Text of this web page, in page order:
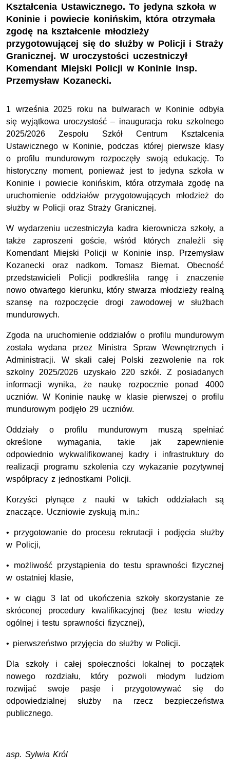
Kształcenia Ustawicznego. To jedyna szkoła w
Koninie i powiecie konińskim, która otrzymała
zgodę na kształcenie młodzieży
przygotowującej się do służby w Policji i Straży
Granicznej. W uroczystości uczestniczył
Komendant Miejski Policji w Koninie insp.
Przemysław Kozanecki.
1 września 2025 roku na bulwarach w Koninie odbyła
się wyjątkowa uroczystość – inauguracja roku szkolnego
2025/2026 Zespołu Szkół Centrum Kształcenia
Ustawicznego w Koninie, podczas której pierwsze klasy
o profilu mundurowym rozpoczęły swoją edukację. To
historyczny moment, ponieważ jest to jedyna szkoła w
Koninie i powiecie konińskim, która otrzymała zgodę na
uruchomienie oddziałów przygotowujących młodzież do
służby w Policji oraz Straży Granicznej.
W wydarzeniu uczestniczyła kadra kierownicza szkoły, a
także zaproszeni goście, wśród których znaleźli się
Komendant Miejski Policji w Koninie insp. Przemysław
Kozanecki oraz nadkom. Tomasz Biernat. Obecność
przedstawicieli Policji podkreśliła rangę i znaczenie
nowo otwartego kierunku, który stwarza młodzieży realną
szansę na rozpoczęcie drogi zawodowej w służbach
mundurowych.
Zgoda na uruchomienie oddziałów o profilu mundurowym
została wydana przez Ministra Spraw Wewnętrznych i
Administracji. W skali całej Polski zezwolenie na rok
szkolny 2025/2026 uzyskało 220 szkół. Z posiadanych
informacji wynika, że naukę rozpocznie ponad 4000
uczniów. W Koninie naukę w klasie pierwszej o profilu
mundurowym podjęło 29 uczniów.
Oddziały o profilu mundurowym muszą spełniać
określone wymagania, takie jak zapewnienie
odpowiednio wykwalifikowanej kadry i infrastruktury do
realizacji programu szkolenia czy wykazanie pozytywnej
współpracy z jednostkami Policji.
Korzyści płynące z nauki w takich oddziałach są
znaczące. Uczniowie zyskują m.in.:
• przygotowanie do procesu rekrutacji i podjęcia służby
w Policji,
• możliwość przystąpienia do testu sprawności fizycznej
w ostatniej klasie,
• w ciągu 3 lat od ukończenia szkoły skorzystanie ze
skróconej procedury kwalifikacyjnej (bez testu wiedzy
ogólnej i testu sprawności fizycznej),
• pierwszeństwo przyjęcia do służby w Policji.
Dla szkoły i całej społeczności lokalnej to początek
nowego rozdziału, który pozwoli młodym ludziom
rozwijać swoje pasje i przygotowywać się do
odpowiedzialnej służby na rzecz bezpieczeństwa
publicznego.
asp. Sylwia Król